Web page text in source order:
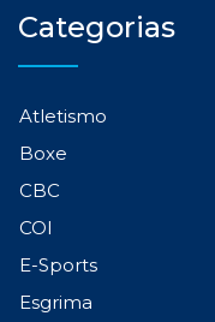
Categorias
Atletismo
Boxe
CBC
COI
E-Sports
Esgrima